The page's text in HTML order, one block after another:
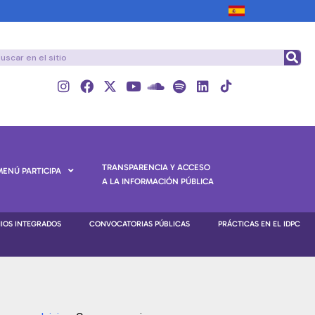
PARTICIPA
TRANSPARENCIA Y ACCESO
A LA INFORMACIÓN PÚBLICA
INTEGRADOS CONVOCATORIAS PÚBLICAS
PRÁCTICAS EN EL IDPC